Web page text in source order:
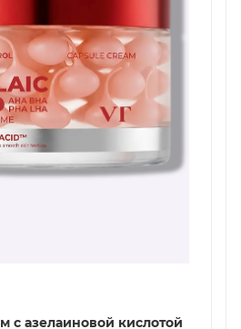
с азелаиновой кислотой